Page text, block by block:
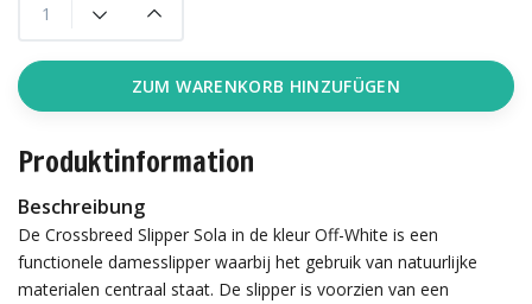
ZUM WARENKORB HINZUFÜGEN
Produktinformation
Beschreibung
De Crossbreed Slipper Sola in de kleur Off-White is een
functionele damesslipper waarbij het gebruik van natuurlijke
materialen centraal staat. De slipper is voorzien van een